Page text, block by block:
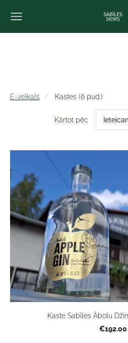
E-veikals Kastes (6 pud.)
Kārtot pēc
Kaste Sabiles Ābolu
€192.00